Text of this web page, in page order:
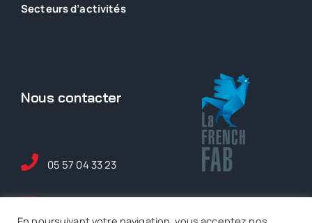
Secteursd’activités
Nous contacter
05 57 04 33 23